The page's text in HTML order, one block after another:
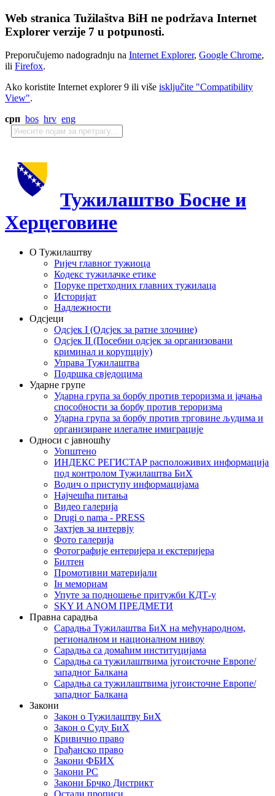
Web stranica Tužilaštva BiH ne podržava Internet
Explorer verzije 7 u potpunosti.
Preporučujemo nadogradnju na Internet Explorer, Google Chrome,
ili Firefox.
Ako koristite Internet explorer 9 ili više isključite "Compatibility
View".
срп bos hrv eng
Тужилаштво Босне и
Херцеговине
О Тужилаштву
Ријеч главног тужиоца
Кодекс тужилачке етике
Поруке претходних главних тужилаца
Историјат
Надлежности
Одсјеци
Одсјек I (Одсјек за ратне злочине)
Одсјек II (Посебни одсјек за организовани
криминал и корупцију)
Управа Тужилаштва
Подршка свједоцима
Ударне групе
Ударна група за борбу против тероризма и јачања
способности за борбу против тероризма
Ударна група за борбу против трговине људима и
организиране илегалне имиграције
Односи с јавношћу
Уопштено
ИНДЕКС РЕГИСТАР расположивих информација
под контролом Тужилаштва БиХ
Водич о приступу информацијама
Најчешћа питања
Видео галерија
Drugi o nama - PRESS
Захтјев за интервју
Фото галерија
Фотографије ентеријера и екстеријера
Билтен
Промотивни материјали
Iн мемориам
Упуте за подношење притужби КДТ-у
SKY И ANOM ПРЕДМЕТИ
Правна сарадња
Сарадња Тужилаштва БиХ на међународном,
регионалном и националном нивоу
Сарадња са домаћим институцијама
Сарадња са тужилаштвима југоисточне Европе/
западног Балкана
Сарадња са тужилаштвима југоисточне Европе/
западног Балкана
Закони
Закон о Тужилаштву БиХ
Закон о Суду БиХ
Кривично право
Грађанско право
Закони ФБИХ
Закони РС
Закони Брчко Дистрикт